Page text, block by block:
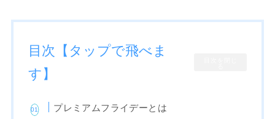
目次【タップで飛べま
す】
プレミアムフライデーとは